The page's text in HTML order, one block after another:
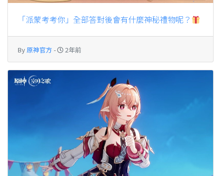
「派蒙考考你」全部答對後會有什麼神秘禮物呢？
By原神官方 - 2年前